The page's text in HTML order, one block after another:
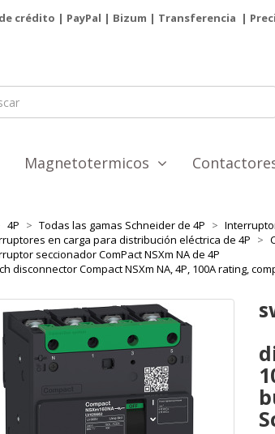
crédito | PayPal | Bizum | Transferencia |
Magnetotermicos
4P Todas las gamas Schneider de 4P
en carga para distribución eléctrica de 4P
seccionador ComPact NSXm NA de 4P
disconnector Compact NSXm NA, 4P, 100A rating,